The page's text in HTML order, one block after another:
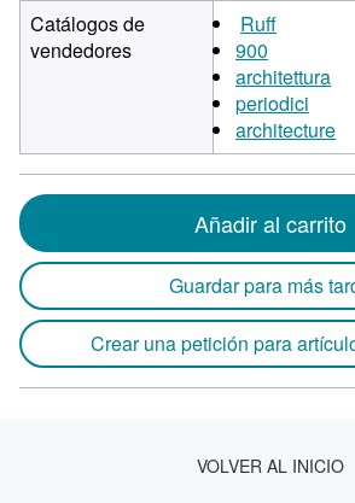
Catálogos de
vendedores
Ruff
900
architettura
periodici
architecture
Añadir al carrito
Guardar para más
Crear una petición para
VOLVER AL INICIO